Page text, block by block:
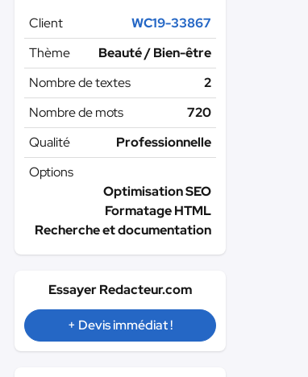
Client
WC19-33867
Thème
Beauté / Bien-être
Nombre de textes
2
Nombre de mots
720
Qualité
Professionnelle
Options
Optimisation SEO
Formatage HTML
Recherche et documentation
Essayer Redacteur.com
+ Devis immédiat !